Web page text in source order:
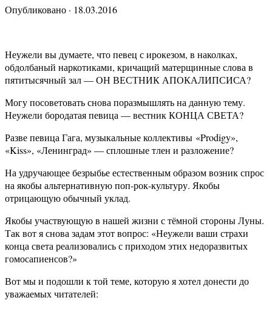
Опубликовано · 18.03.2016
Неужели вы думаете, что певец с ирокезом, в наколках,
обдолбаный наркотиками, кричащий матерщинные слова в
пятитысячный зал — ОН ВЕСТНИК АПОКАЛИПСИСА?
Могу посоветовать снова поразмышлять на данную тему.
Неужели бородатая певица — вестник КОНЦА СВЕТА?
Разве певица Гага, музыкальные коллективы «Prodigy»,
«Kiss», «Ленинград» — сплошные тлен и разложение?
На удручающее безрыбье естественным образом возник спрос
на якобы альтернативную поп-рок-культуру. Якобы
отрицающую обычный уклад.
Якобы участвующую в нашей жизни с тёмной стороны Луны.
Так вот я снова задам этот вопрос: «Неужели ваши страхи
конца света реализовались с приходом этих недоразвитых
гомосапиенсов?»
Вот мы и подошли к той теме, которую я хотел донести до
уважаемых читателей: